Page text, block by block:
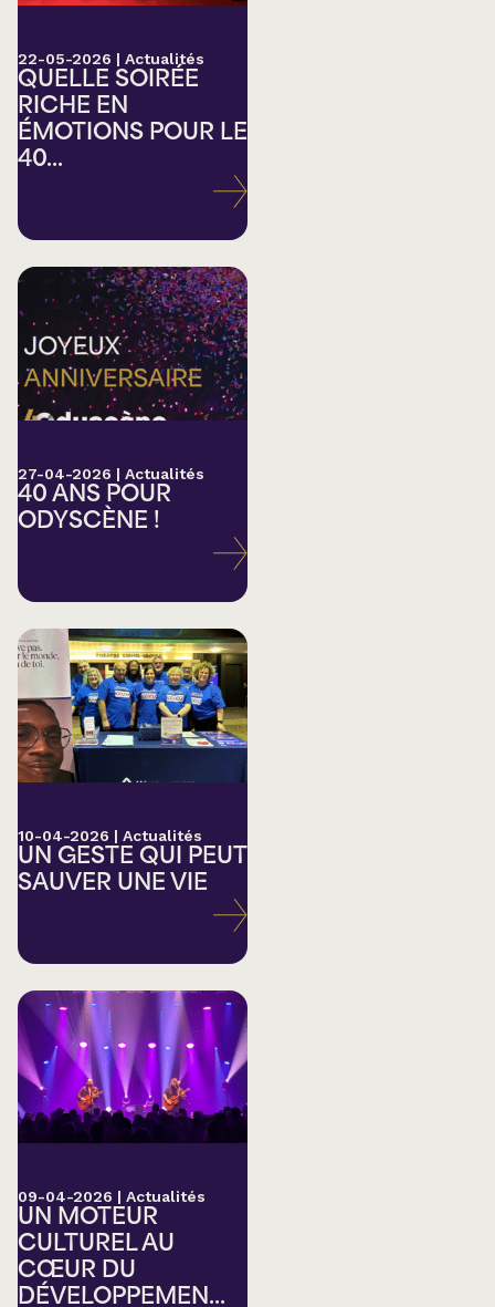
22-05-2026 | Actualités
QUELLE SOIRÉE
RICHE EN
ÉMOTIONS POUR LE
40...
27-04-2026 | Actualités
40 ANS POUR
ODYSCÈNE !
10-04-2026 | Actualités
UN GESTE QUI PEUT
SAUVER UNE VIE
09-04-2026 | Actualités
UN MOTEUR
CULTUREL AU
CŒUR DU
DÉVELOPPEMEN...